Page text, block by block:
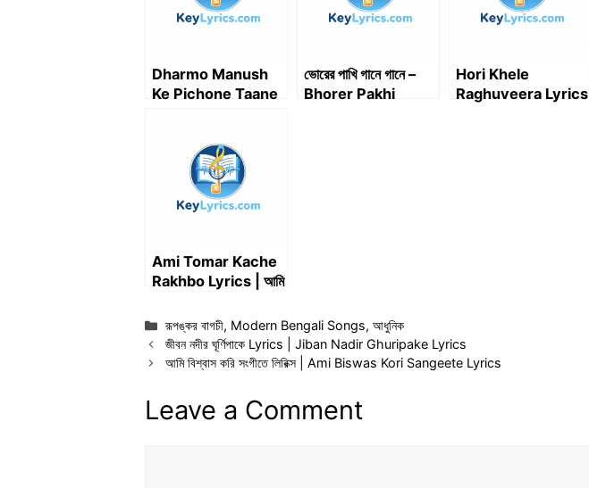
Dharmo Manush
Ke Pichone Taane
ভোরের পাখি গানে গানে –
Bhorer Pakhi
Hori Khele
Raghuveera Lyrics
Ami Tomar Kache
Rakhbo Lyrics | আমি
Categories
রূপঙ্কর বাগচী, Modern Bengali Songs,আধুনিক
জীবন নদীর ঘূর্ণিপাকে Lyrics | Jiban Nadir Ghuripake Lyrics
আমি বিশ্বাস করি সংগীতে লিরিক্স | Ami Biswas Kori Sangeete Lyrics
Leave a Comment